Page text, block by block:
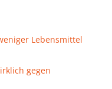
Lebensmittel
gegen